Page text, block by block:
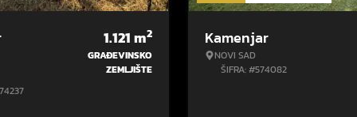
1.121m2
GRAĐEVINSKO
ZEMLJIŠTE
Kamenjar
NOVI SAD
ŠIFRA: #574082